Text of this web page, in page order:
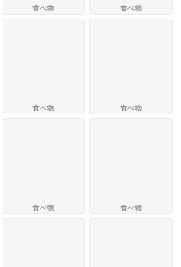
食べ物
食べ物
食べ物
食べ物
食べ物
食べ物